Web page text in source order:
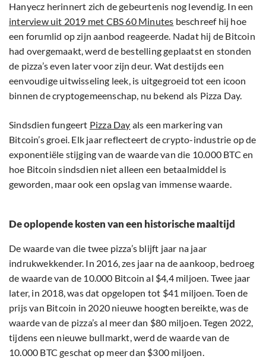
Hanyecz herinnert zich de gebeurtenis nog levendig. In een
interview uit 2019 met CBS 60 Minutes beschreef hij hoe
een forumlid op zijn aanbod reageerde. Nadat hij de Bitcoin
had overgemaakt, werd de bestelling geplaatst en stonden
de pizza’s even later voor zijn deur. Wat destijds een
eenvoudige uitwisseling leek, is uitgegroeid tot een icoon
binnen de cryptogemeenschap, nu bekend als Pizza Day.
Sindsdien fungeert Pizza Day als een markering van
Bitcoin’s groei. Elk jaar reflecteert de crypto-industrie op de
exponentiële stijging van de waarde van die 10.000 BTC en
hoe Bitcoin sindsdien niet alleen een betaalmiddel is
geworden, maar ook een opslag van immense waarde.
De oplopende kosten van een historische maaltijd
De waarde van die twee pizza’s blijft jaar na jaar
indrukwekkender. In 2016, zes jaar na de aankoop, bedroeg
de waarde van de 10.000 Bitcoin al $4,4 miljoen. Twee jaar
later, in 2018, was dat opgelopen tot $41 miljoen. Toen de
prijs van Bitcoin in 2020 nieuwe hoogten bereikte, was de
waarde van de pizza’s al meer dan $80 miljoen. Tegen 2022,
tijdens een nieuwe bullmarkt, werd de waarde van de
10.000 BTC geschat op meer dan $300 miljoen.